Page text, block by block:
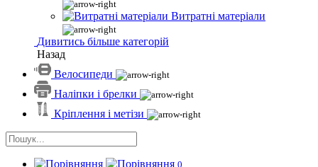
Витратні матеріали
Дивитись більше категорій
Назад
Велосипеди
Наліпки і брелки
Кріплення і метізи
0